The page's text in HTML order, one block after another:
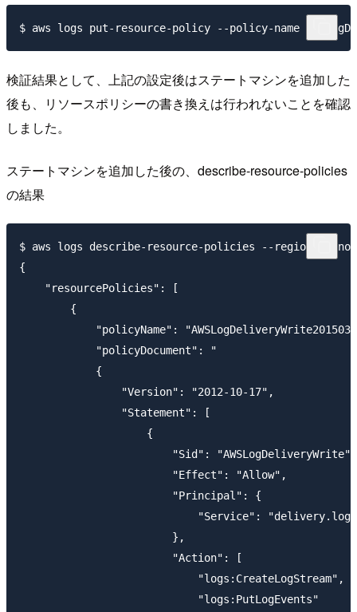
検証結果として、上記の設定後はステートマシンを追加した
後も、リソースポリシーの書き換えは行われないことを確認
しました。
ステートマシンを追加した後の、describe-resource-policies
の結果
$ aws logs describe-resource-policies --region ap-
{
    "resourcePolicies": [
        {
"policyName":
            "policyDocument": "
            {
                "Version": "2012-10-17",
                "Statement": [
                    {
                        "Sid": "AWSLogDeliveryWrite",
                        "Effect": "Allow",
                        "Principal": {
"Service":
                        },
                        "Action": [
                            "logs:CreateLogStream",
                            "logs:PutLogEvents"